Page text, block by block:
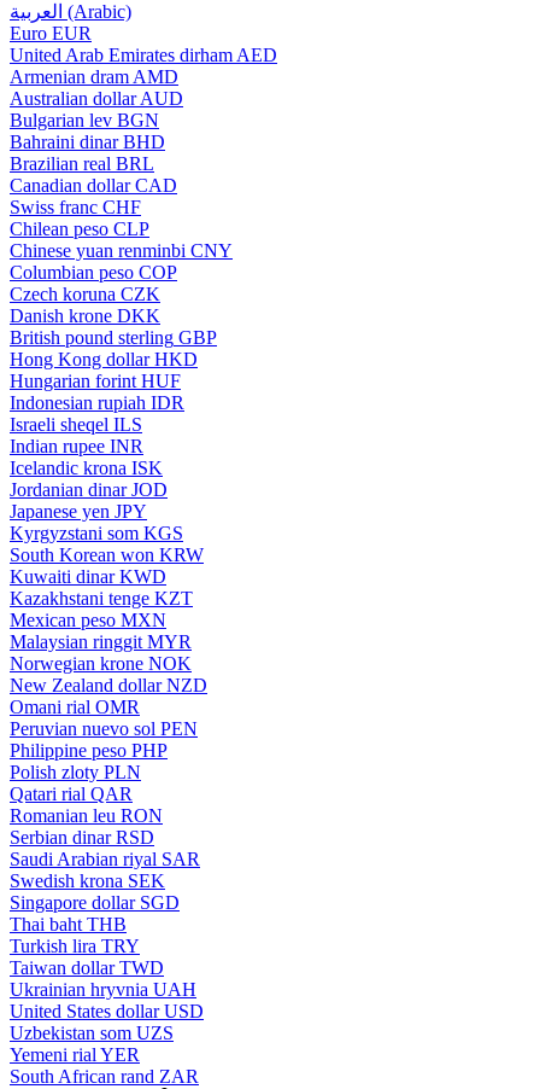
العربية (Arabic)
Euro EUR
United Arab Emirates dirham AED
Armenian dram AMD
Australian dollar AUD
Bulgarian lev BGN
Bahraini dinar BHD
Brazilian real BRL
Canadian dollar CAD
Swiss franc CHF
Chilean peso CLP
Chinese yuan renminbi CNY
Columbian peso COP
Czech koruna CZK
Danish krone DKK
British pound sterling GBP
Hong Kong dollar HKD
Hungarian forint HUF
Indonesian rupiah IDR
Israeli sheqel ILS
Indian rupee INR
Icelandic krona ISK
Jordanian dinar JOD
Japanese yen JPY
Kyrgyzstani som KGS
South Korean won KRW
Kuwaiti dinar KWD
Kazakhstani tenge KZT
Mexican peso MXN
Malaysian ringgit MYR
Norwegian krone NOK
New Zealand dollar NZD
Omani rial OMR
Peruvian nuevo sol PEN
Philippine peso PHP
Polish zloty PLN
Qatari rial QAR
Romanian leu RON
Serbian dinar RSD
Saudi Arabian riyal SAR
Swedish krona SEK
Singapore dollar SGD
Thai baht THB
Turkish lira TRY
Taiwan dollar TWD
Ukrainian hryvnia UAH
United States dollar USD
Uzbekistan som UZS
Yemeni rial YER
South African rand ZAR